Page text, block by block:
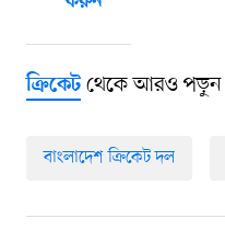
ক্রিকেটথেকে আরও পড়ুন
বাংলাদেশ ক্রিকেট দল